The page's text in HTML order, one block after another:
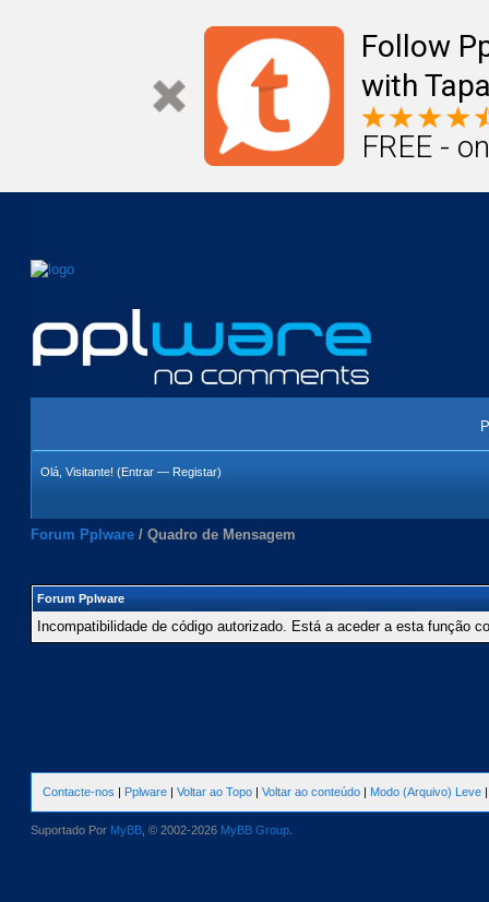
Follow
with
FREE -
Olá, Visitante! (Entrar — Registar)
Forum Pplware / Quadro de Mensagem
Forum Pplware
Incompatibilidade de código autorizado. Está a aceder a esta função
Contacte-nos | Pplware | Voltar ao Topo | Voltar ao conteúdo | Modo (Arquivo) Leve
Suportado Por MyBB , © 2002-2026 MyBB Group